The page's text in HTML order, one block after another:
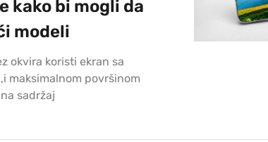
kako bi mogli da
modeli
okvira koristi ekran sa
maksimalnom površinom
sadržaj